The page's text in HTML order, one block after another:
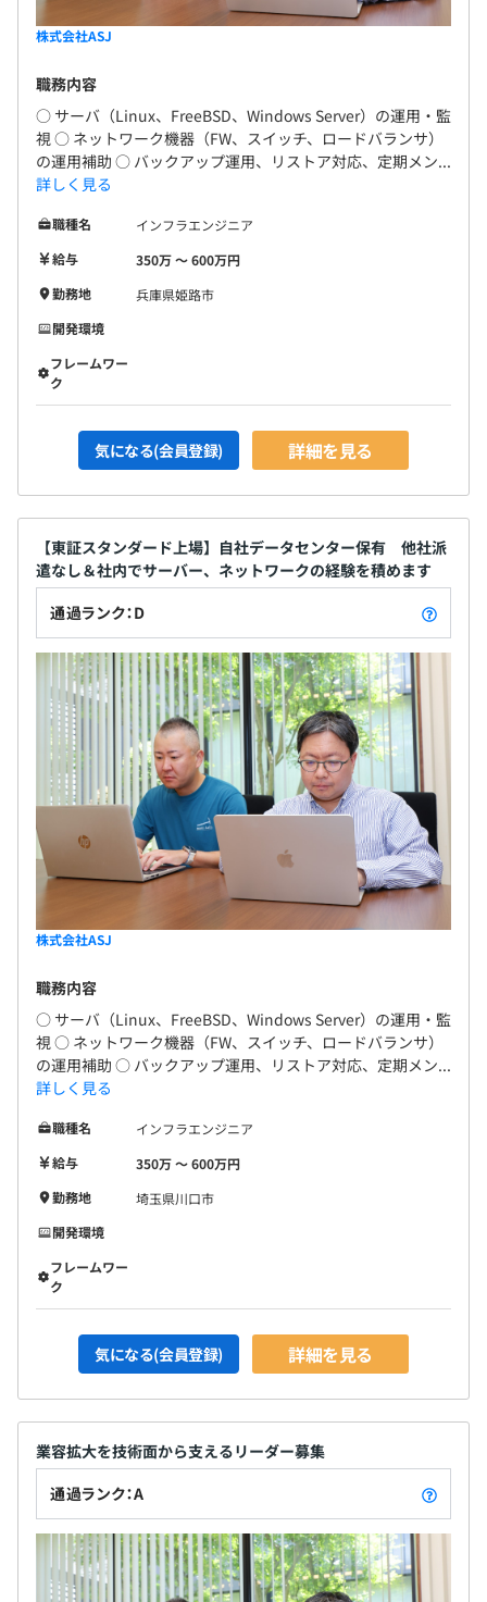
株式会社ASJ
職務内容
○ サーバ（Linux、FreeBSD、Windows Server）の運用・監
視 ○ ネットワーク機器（FW、スイッチ、ロードバランサ）
の運用補助 ○ バックアップ運用、リストア対応、定期メン...
詳しく見る
職種名
インフラエンジニア
給与
350万 〜 600万円
勤務地
兵庫県姫路市
開発環境
フレームワー
ク
気になる(会員登録) 詳細を見る
【東証スタンダード上場】自社データセンター保有 他社派
遣なし＆社内でサーバー、ネットワークの経験を積めます
通過ランク：D
株式会社ASJ
職務内容
○ サーバ（Linux、FreeBSD、Windows Server）の運用・監
視 ○ ネットワーク機器（FW、スイッチ、ロードバランサ）
の運用補助 ○ バックアップ運用、リストア対応、定期メン...
詳しく見る
職種名
インフラエンジニア
給与
350万 〜 600万円
勤務地
埼玉県川口市
開発環境
フレームワー
ク
気になる(会員登録) 詳細を見る
業容拡大を技術面から支えるリーダー募集
通過ランク：A